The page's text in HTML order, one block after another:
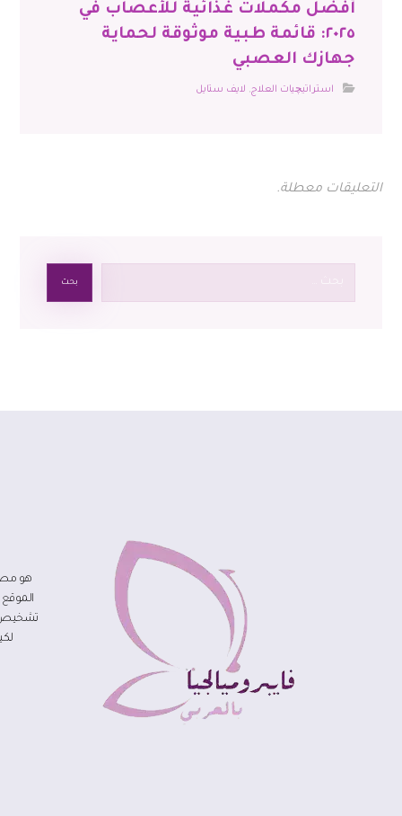
أفضل مكملات غذائية للأعصاب في
٢٠٢٥: قائمة طبية موثوقة لحماية
جهازك العصبي
استراتيچيات العلاج, لايف ستايل
التعليقات معطلة.
بحث
هو
تشخيص